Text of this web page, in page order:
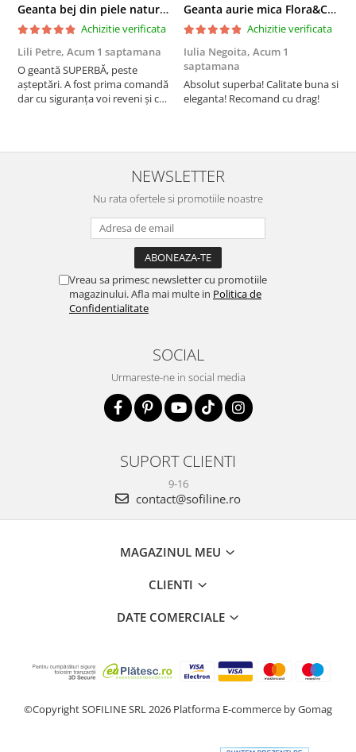
Geanta bej din piele naturala 8966 123
Achizitie verificata
Lili Petre, Acum 1 saptamana
O geantă SUPERBĂ, peste
așteptări. A fost prima comandă
dar cu siguranța voi reveni și cu
doua zi). RECOMAND SOFILINE!!!
Geanta aurie mica Flora&CO Paris H6930 16
Achizitie verificata
Iulia Negoita, Acum 1
saptamana
Absolut superba! Calitate buna si
eleganta! Recomand cu drag!
NEWSLETTER
Nu rata ofertele si promotiile noastre
Vreau sa primesc newsletter cu promotiile
magazinului. Afla mai multe in Politica de
Confidentialitate
SOCIAL
Urmareste-ne in social media
SUPORT CLIENTI
9-16
contact@sofiline.ro
MAGAZINUL MEU
CLIENTI
DATE COMERCIALE
©Copyright SOFILINE SRL 2026 Platforma E-commerce by Gomag